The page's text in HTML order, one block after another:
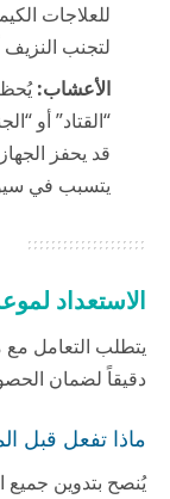
للعلاجات
لتجنب
الأعشاب:
“القتاد” أو
قد يحفز
يتسبب في
الاستعداد
يتطلب التعامل
دقيقاً لضمان
ماذا تفعل قبل
يُنصح بتدوين جميع